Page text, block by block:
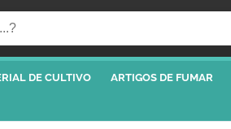
DE CULTIVO ARTIGOS DE FUMAR